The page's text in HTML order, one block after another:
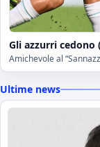
Gli azzurri
Amichevole al
Ultime news